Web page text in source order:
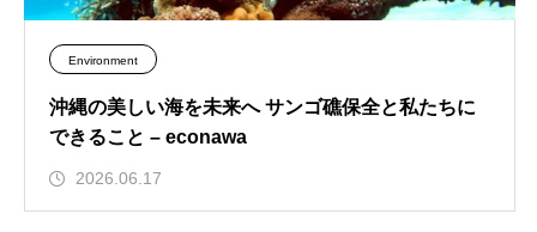
Environment
沖縄の美しい海を未来へ サンゴ礁保全と私たちに
できること – econawa
2026.06.17